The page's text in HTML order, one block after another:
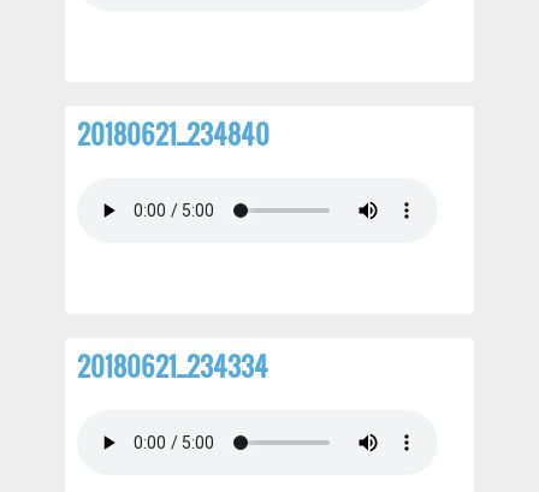
20180621_234840
20180621_234334